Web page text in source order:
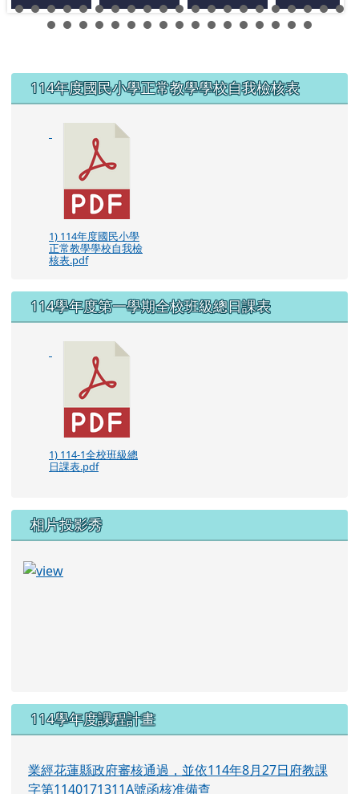
左邊區域內容
114年度國民小學正常教學學校自我檢核表
1) 114年度國民小學
正常教學學校自我檢
核表.pdf
114學年度第一學期全校班級總日課表
1) 114-1全校班級總
日課表.pdf
相片投影秀
114學年度課程計畫
業經花蓮縣政府審核通過，並依114年8月27日府教課
字第1140171311A號函核准備查